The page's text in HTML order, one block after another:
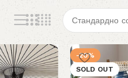
-20%
SOLD OUT